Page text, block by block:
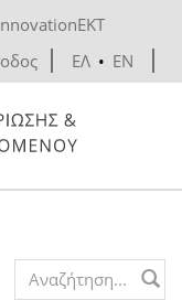
ΕΛ • EN
Search form